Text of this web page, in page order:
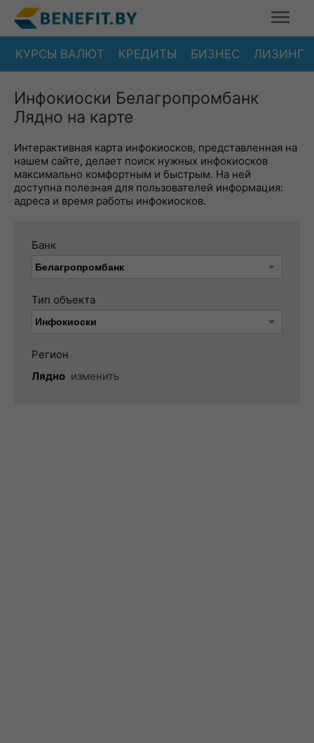
КУРСЫ ВАЛЮТ КРЕДИТЫ БИЗНЕС ЛИЗИНГ
Инфокиоски Белагропромбанк
Лядно на карте
Интерактивная карта инфокиосков, представленная на
нашем сайте, делает поиск нужных инфокиосков
максимально комфортным и быстрым. На ней
доступна полезная для пользователей информация:
адреса и время работы инфокиосков.
Банк
Тип объекта
Регион
Лядно изменить